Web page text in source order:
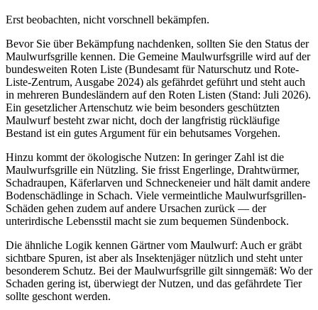
Erst beobachten, nicht vorschnell bekämpfen.
Bevor Sie über Bekämpfung nachdenken, sollten Sie den Status der
Maulwurfsgrille kennen. Die Gemeine Maulwurfsgrille wird auf der
bundesweiten Roten Liste (Bundesamt für Naturschutz und Rote-
Liste-Zentrum, Ausgabe 2024) als gefährdet geführt und steht auch
in mehreren Bundesländern auf den Roten Listen (Stand: Juli 2026).
Ein gesetzlicher Artenschutz wie beim besonders geschützten
Maulwurf besteht zwar nicht, doch der langfristig rückläufige
Bestand ist ein gutes Argument für ein behutsames Vorgehen.
Hinzu kommt der ökologische Nutzen: In geringer Zahl ist die
Maulwurfsgrille ein Nützling. Sie frisst Engerlinge, Drahtwürmer,
Schadraupen, Käferlarven und Schneckeneier und hält damit andere
Bodenschädlinge in Schach. Viele vermeintliche Maulwurfsgrillen-
Schäden gehen zudem auf andere Ursachen zurück — der
unterirdische Lebensstil macht sie zum bequemen Sündenbock.
Die ähnliche Logik kennen Gärtner vom Maulwurf: Auch er gräbt
sichtbare Spuren, ist aber als Insektenjäger nützlich und steht unter
besonderem Schutz. Bei der Maulwurfsgrille gilt sinngemäß: Wo der
Schaden gering ist, überwiegt der Nutzen, und das gefährdete Tier
sollte geschont werden.